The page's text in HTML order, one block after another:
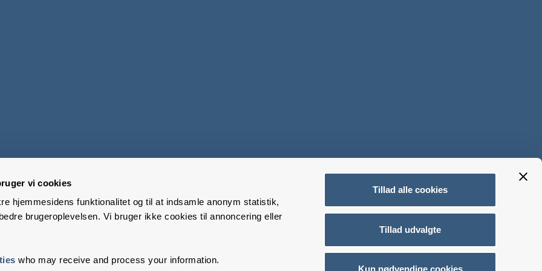
vi cookies
hjemmesidens funktionalitet og til at indsamle anonym statistik,
brugeroplevelsen. Vi bruger ikke cookies til annoncering eller
who may receive and process your information.
Tillad alle cookies
Tillad udvalgte
Kun nødvendige cookies